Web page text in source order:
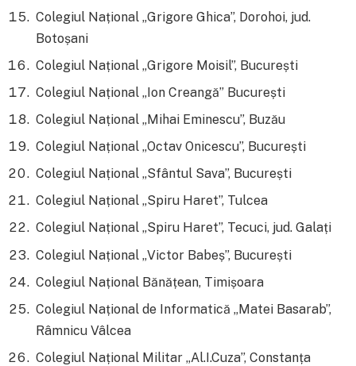
Colegiul Național „Grigore Ghica”, Dorohoi, jud.
Botoșani
Colegiul Național „Grigore Moisil”, București
Colegiul Național „Ion Creangă” București
Colegiul Național „Mihai Eminescu”, Buzău
Colegiul Național „Octav Onicescu”, București
Colegiul Național „Sfântul Sava”, București
Colegiul Național „Spiru Haret”, Tulcea
Colegiul Național „Spiru Haret”, Tecuci, jud. Galați
Colegiul Național „Victor Babeș”, București
Colegiul Național Bănățean, Timișoara
Colegiul Național de Informatică „Matei Basarab”,
Râmnicu Vâlcea
Colegiul Național Militar „Al.I.Cuza”, Constanța